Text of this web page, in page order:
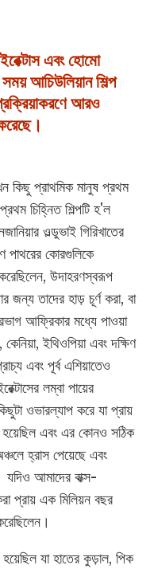
এবং হোমো
সময় আচিউলিয়ান শিল্প
আরও
কিছু প্রাথমিক মানুষ প্রথম
চিহ্নিত শিল্পটি হ'ল
ওল্ডুভাই গিরিখাতের
পাথরের কোরগুলিকে
করেছিলেন, উদাহরণস্বরূপ
জন্য তাদের হাড় চূর্ণ করা, বা
আফ্রিকার মধ্যে পাওয়া
ইথিওপিয়া এবং দক্ষিণ
এবং পূর্ব এশিয়াতেও
লম্বা পায়ের
ওভারল্যাপ করে যা প্রায়
এবং এর কোনও সঠিক
হ্রাস পেয়েছে এবং
আমাদের বাক্স-
প্রায় এক মিলিয়ন বছর
যা হাতের কুড়াল, পিক